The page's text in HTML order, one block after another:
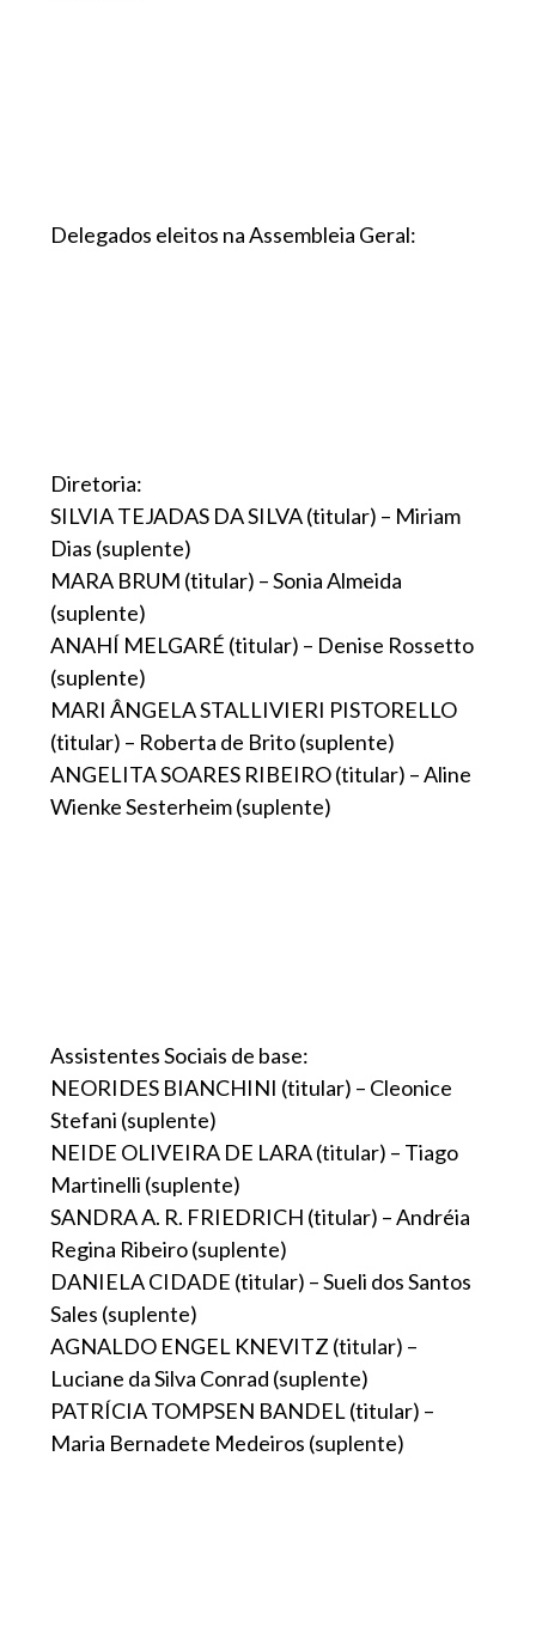
Delegados eleitos na Assembleia Geral:
Diretoria:
SILVIA TEJADAS DA SILVA (titular) – Miriam
Dias (suplente)
MARA BRUM (titular) – Sonia Almeida
(suplente)
ANAHÍ MELGARÉ (titular) – Denise Rossetto
(suplente)
MARI ÂNGELA STALLIVIERI PISTORELLO
(titular) – Roberta de Brito (suplente)
ANGELITA SOARES RIBEIRO (titular) – Aline
Wienke Sesterheim (suplente)
Assistentes Sociais de base:
NEORIDES BIANCHINI (titular) – Cleonice
Stefani (suplente)
NEIDE OLIVEIRA DE LARA (titular) – Tiago
Martinelli (suplente)
SANDRA A. R. FRIEDRICH (titular) – Andréia
Regina Ribeiro (suplente)
DANIELA CIDADE (titular) – Sueli dos Santos
Sales (suplente)
AGNALDO ENGEL KNEVITZ (titular) –
Luciane da Silva Conrad (suplente)
PATRÍCIA TOMPSEN BANDEL (titular) –
Maria Bernadete Medeiros (suplente)